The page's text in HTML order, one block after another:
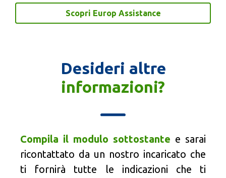
Scopri Europ Assistance
Desideri altre
informazioni?
Compila il modulo sottostante e sarai
ricontattato da un nostro incaricato che
ti fornirà tutte le indicazioni che ti